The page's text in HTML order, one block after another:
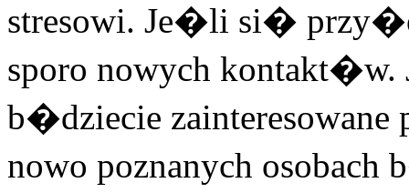
stresowi. Je�li si�
sporo nowych
b�dziecie
nowo poznanych